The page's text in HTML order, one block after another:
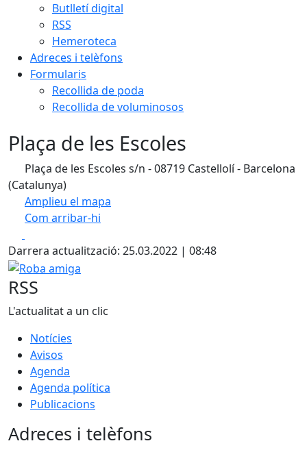
Butlletí digital
RSS
Hemeroteca
Adreces i telèfons
Formularis
Recollida de poda
Recollida de voluminosos
Plaça de les Escoles
Plaça de les Escoles s/n - 08719 Castellolí - Barcelona
(Catalunya)
Amplieu el mapa
Com arribar-hi
+
−
Darrera actualització: 25.03.2022 | 08:48
Roba amiga
RSS
L'actualitat a un clic
Notícies
Avisos
Agenda
Agenda política
Publicacions
Adreces i telèfons